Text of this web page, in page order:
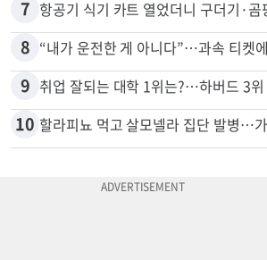
6 김원석 투자 사기 논란 고발 영상 파장
7
8
9 취업 잘되는 대학 1위는?…하버드 3위
할라피뇨 먹고 살모넬라 집단 발병…